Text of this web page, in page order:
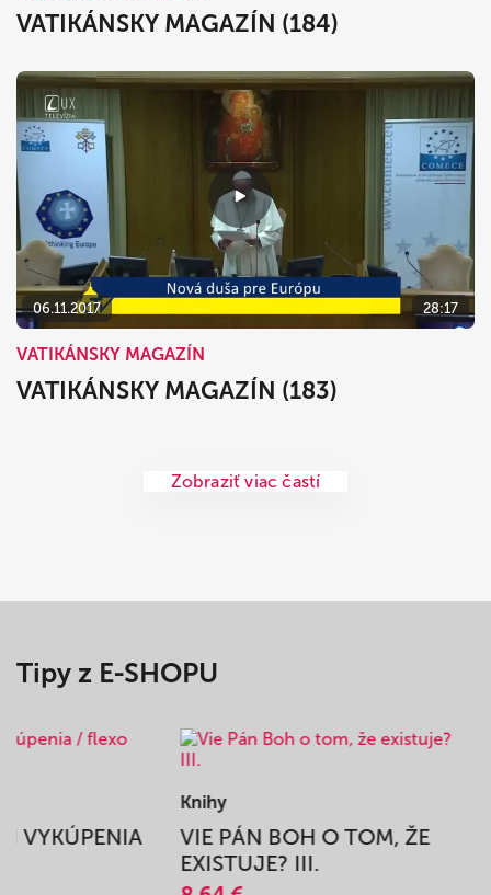
VATIKÁNSKY MAGAZÍN (184)
06.11.2017 28:17
VATIKÁNSKY MAGAZÍN
VATIKÁNSKY MAGAZÍN (183)
Zobraziť viac častí
Tipy z E-SHOPU
VYKÚPENIA
Knihy
VIE PÁN BOH O TOM, ŽE
EXISTUJE? III.